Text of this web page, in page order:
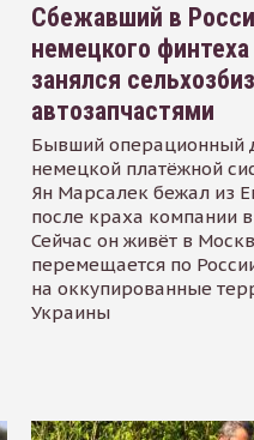
Сбежавший в
немецкого финтеха
занялся
автозапчастями
Бывший операционный
немецкой платёжной
Ян Марсалек бежал из
после краха компании
Сейчас он живёт в
перемещается по
на оккупированные
Украины